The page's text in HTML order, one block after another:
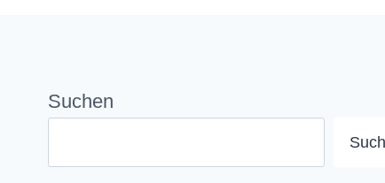
Suchen